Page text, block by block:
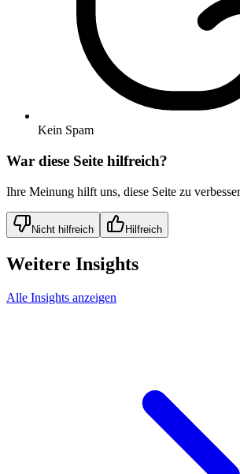
Kein Spam
War diese Seite hilfreich?
Ihre Meinung hilft uns, diese Seite zu
Nicht hilfreich Hilfreich
Weitere Insights
Alle Insights anzeigen